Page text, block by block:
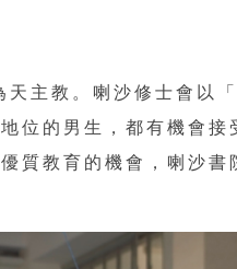
主教。喇沙修士會以
位的男生，都有機會接
質教育的機會，喇沙書